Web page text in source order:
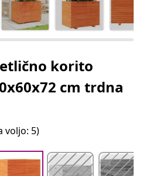
korito
cm trdna
voljo: 5)